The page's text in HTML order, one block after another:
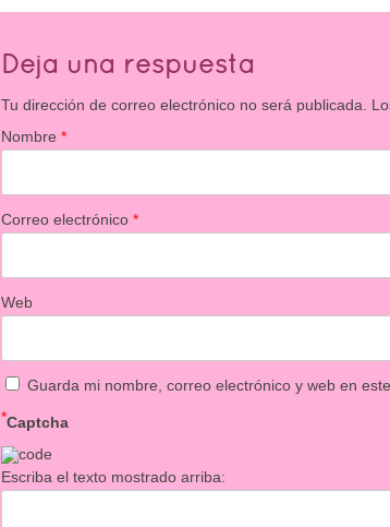
Deja una respuesta
Tu dirección de correo electrónico no será publicada.
Nombre*
Correo electrónico*
Web
Guarda mi nombre, correo electrónico y web en
Captcha
*
Escriba el texto mostrado arriba: